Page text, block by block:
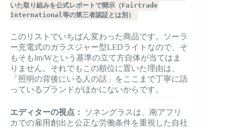
いた取り組みを公式レポートで開示（Fairtrade
International等の第三者認証とは別）
このリストでいちばん変わった商品です。ソーラ
ー充電式のガラスジャー型LEDライトなので、そ
もそもlm/Wという基準の立て方自体が当てはま
りません。それでもこの順位に置いた理由は、
「照明の背後にいる人の話」をここまで丁寧に語
っているブランドがほかにないからです。
エディターの視点：
ソネングラスは、南アフリ
カでの雇用創出と公正な労働条件を重視した自社